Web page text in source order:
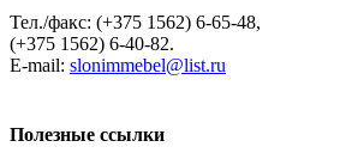
Тел./факс: (+375 1562) 6-65-48,
(+375 1562) 6-40-82.
Е-mail: slonimmebel@list.ru
Полезные ссылки